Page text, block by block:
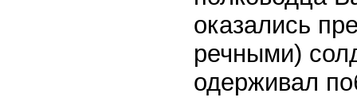
оказались
речными)
одерживал